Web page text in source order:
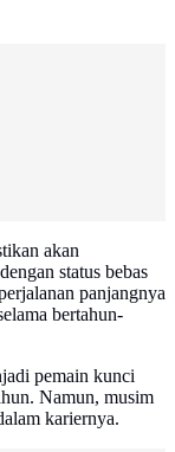
akan
status bebas
panjangnya
bertahun-
pemain kunci
Namun, musim
kariernya.